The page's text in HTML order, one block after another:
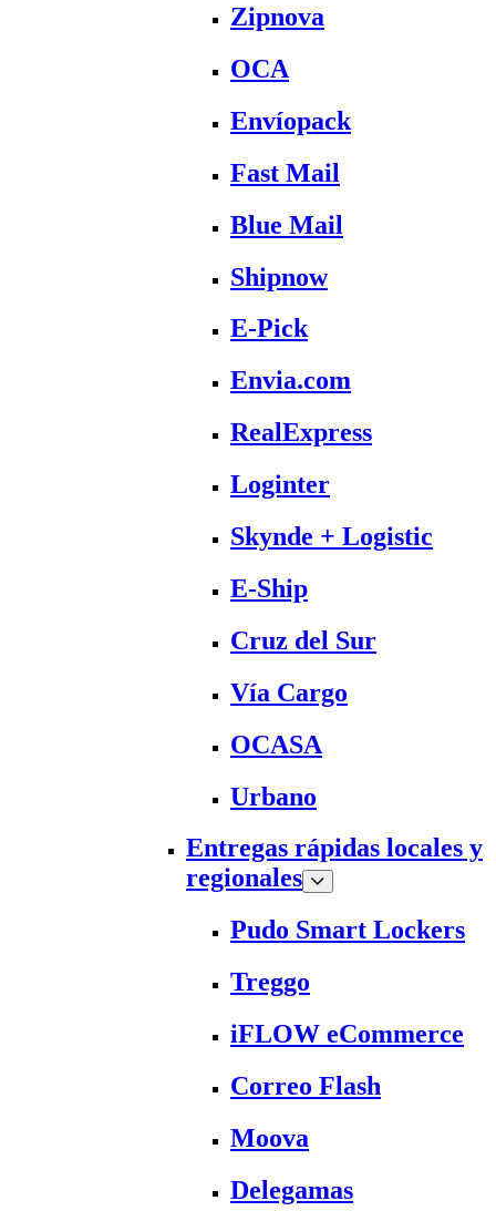
Zipnova
OCA
Envíopack
Fast Mail
Blue Mail
Shipnow
E-Pick
Envia.com
RealExpress
Loginter
Skynde + Logistic
E-Ship
Cruz del Sur
Vía Cargo
OCASA
Urbano
Entregas rápidas locales y
regionales
Pudo Smart Lockers
Treggo
iFLOW eCommerce
Correo Flash
Moova
Delegamas